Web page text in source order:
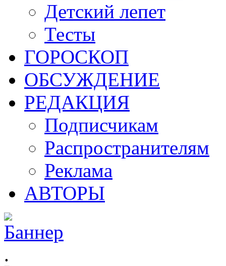
Детский лепет
Тесты
ГОРОСКОП
ОБСУЖДЕНИЕ
РЕДАКЦИЯ
Подписчикам
Распространителям
Реклама
АВТОРЫ
.